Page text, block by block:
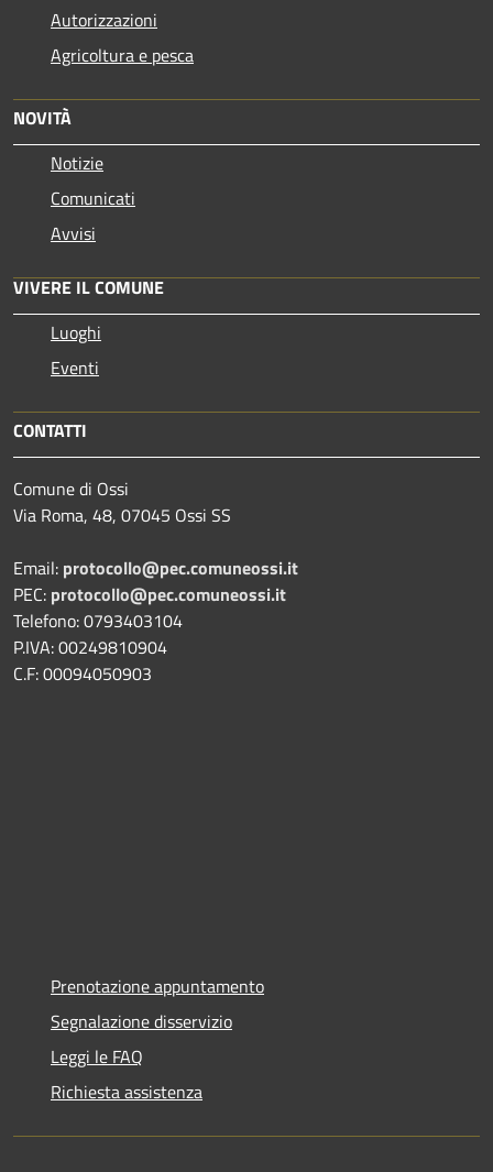
Autorizzazioni
Agricoltura e pesca
NOVITÀ
Notizie
Comunicati
Avvisi
VIVERE IL COMUNE
Luoghi
Eventi
CONTATTI
Comune di Ossi
Via Roma, 48, 07045 Ossi SS
Email: protocollo@pec.comuneossi.it
PEC: protocollo@pec.comuneossi.it
Telefono: 0793403104
P.IVA: 00249810904
C.F: 00094050903
Prenotazione appuntamento
Segnalazione disservizio
Leggi le FAQ
Richiesta assistenza